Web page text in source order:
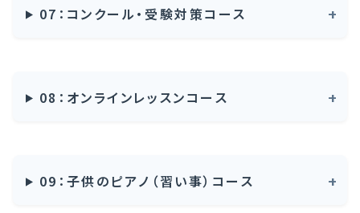
07：コンクール・受験対策コース
08：オンラインレッスンコース
09：子供のピアノ（習い事）コース